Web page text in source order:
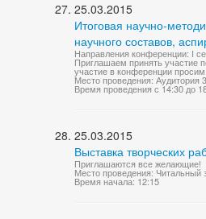
25.03.2015
Итоговая научно-
научного составов,
Направления конференции: I
Приглашаем принять участие
участие в конференции
Место проведения: Аудитория
Время проведения с 14:30 до
25.03.2015
Выставка творческих
Приглашаются все желающие!
Место проведения: Читальный
Время начала: 12:15